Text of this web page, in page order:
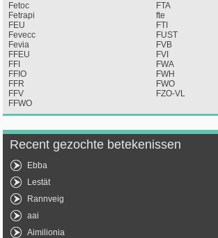
Fetoc
Fetrapi
FEU
Fevecc
Fevia
FFEU
FFI
FFIO
FFR
FFV
FFWO
FTA
fte
FTI
FUST
FVB
FVI
FWA
FWH
FWO
FZO-VL
Recent gezochte betekenissen
Ebba
Lestät
Rannveig
aai
Aimilionia